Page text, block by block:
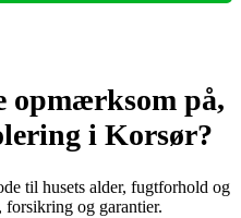
opmærksom på,
i Korsør?
til husets alder, fugtforhold og
og garantier.